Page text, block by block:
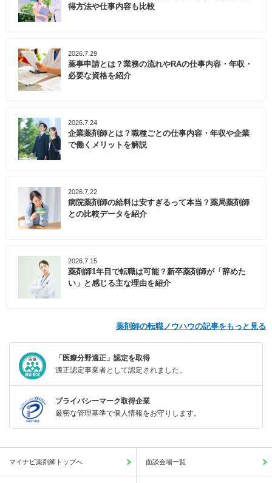
得方法や仕事内容も比較
2026.7.29
薬事申請とは？業務の流れやRAの仕事内容・年収・
必要な資格を紹介
2026.7.24
企業薬剤師とは？職種ごとの仕事内容・年収や企業
で働くメリットを解説
2026.7.22
病院薬剤師の給料は安すぎるって本当？薬局薬剤師
との比較データを紹介
2026.7.15
薬剤師1年目で転職は可能？新卒薬剤師が「辞めた
い」と感じる主な理由を紹介
薬剤師の転職ノウハウの記事をもっと見る
「医療分野適正」認定を取得
適正認定事業者として認定されました。
プライバシーマーク取得企業
厳密な管理基準で個人情報をお守りします。
マイナビ薬剤師トップへ 面談会場一覧